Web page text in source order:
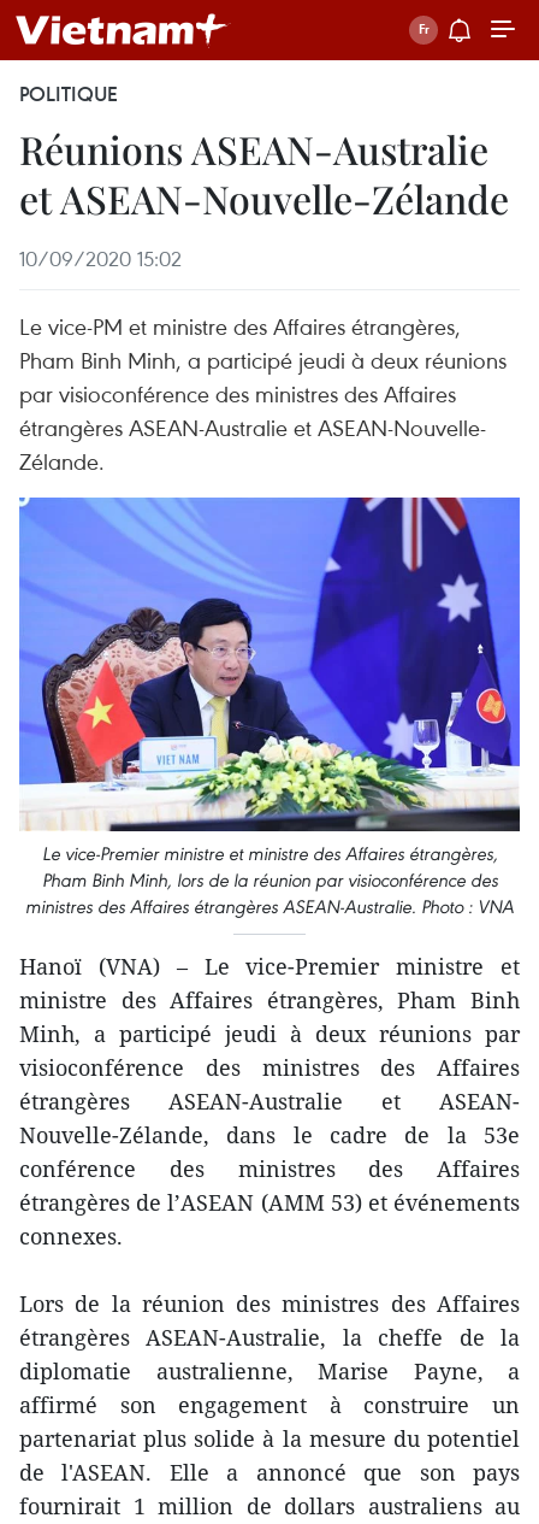
POLITIQUE
Réunions ASEAN-Australie
et ASEAN-Nouvelle-Zélande
10/09/2020 15:02
Le vice-PM et ministre des Affaires étrangères,
Pham Binh Minh, a participé jeudi à deux réunions
par visioconférence des ministres des Affaires
étrangères ASEAN-Australie et ASEAN-Nouvelle-
Zélande.
Le vice-Premier ministre et ministre des Affaires étrangères,
Pham Binh Minh, lors de la réunion par visioconférence des
ministres des Affaires étrangères ASEAN-Australie. Photo : VNA
Hanoï (VNA) – Le vice-Premier ministre et
ministre des Affaires étrangères, Pham Binh
Minh, a participé jeudi à deux réunions par
visioconférence des ministres des Affaires
étrangères ASEAN-Australie et ASEAN-
Nouvelle-Zélande, dans le cadre de la 53e
conférence des ministres des Affaires
étrangères de l’ASEAN (AMM 53) et événements
connexes.
Lors de la réunion des ministres des Affaires
étrangères ASEAN-Australie, la cheffe de la
diplomatie australienne, Marise Payne, a
affirmé son engagement à construire un
partenariat plus solide à la mesure du potentiel
de l'ASEAN. Elle a annoncé que son pays
fournirait 1 million de dollars australiens au